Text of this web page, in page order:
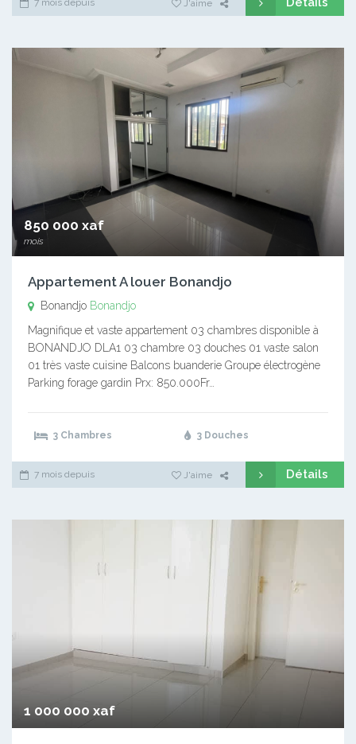
J'aime
850 000 xaf
mois
Appartement A louer Bonandjo
Bonandjo Bonandjo
Magnifique et vaste appartement 03 chambres disponible à
BONANDJO DLA1 03 chambre 03 douches 01 vaste salon
01 très vaste cuisine Balcons buanderie Groupe électrogène
Parking forage gardin Prx: 850.000Fr…
3 Chambres 3 Douches
7 mois depuis J'aime Détails
1 000 000 xaf